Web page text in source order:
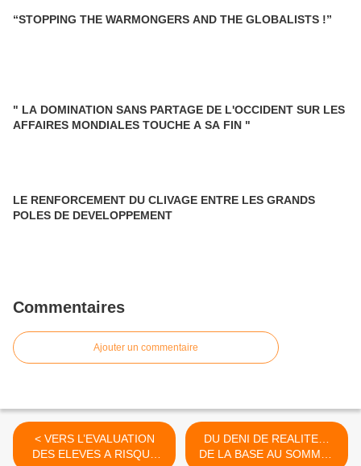
“STOPPING THE WARMONGERS AND THE GLOBALISTS !”
" LA DOMINATION SANS PARTAGE DE L'OCCIDENT SUR LES
AFFAIRES MONDIALES TOUCHE A SA FIN "
LE RENFORCEMENT DU CLIVAGE ENTRE LES GRANDS
POLES DE DEVELOPPEMENT
Commentaires
Ajouter un commentaire
< VERS L’EVALUATION
DES ELEVES A RISQUE
DU DENI DE REALITE…
DE LA BASE AU SOMMET